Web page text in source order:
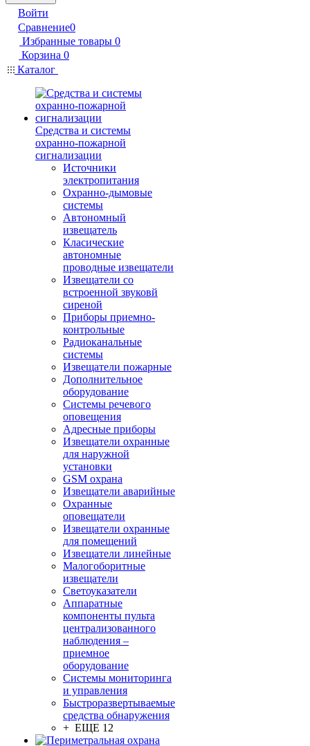
Войти
Сравнение0
Избранные товары 0
Корзина 0
Каталог
Средства и системы
охранно-пожарной
сигнализации
Источники
электропитания
Охранно-дымовые
системы
Автономный
извещатель
Класические
автономные
проводные извещатели
Извещатели со
встроенной звуковй
сиреной
Приборы приемно-
контрольные
Радиоканальные
системы
Извещатели пожарные
Дополнительное
оборудование
Системы речевого
оповещения
Адресные приборы
Извещатели охранные
для наружной
установки
GSM охрана
Извещатели аварийные
Охранные
оповещатели
Извещатели охранные
для помещений
Извещатели линейные
Малогоборитные
извещатели
Светоуказатели
Аппаратные
компоненты пульта
централизованного
наблюдения –
приемное
оборудование
Системы мониторинга
и управления
Быстроразвертываемые
средства обнаружения
+ ЕЩЕ 12